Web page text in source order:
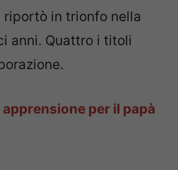
riportò in trionfo nella
anni. Quattro i titoli
per il papà